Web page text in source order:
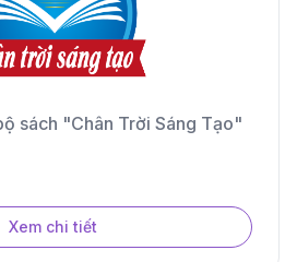
sách "Chân Trời Sáng Tạo"
Xem chi tiết